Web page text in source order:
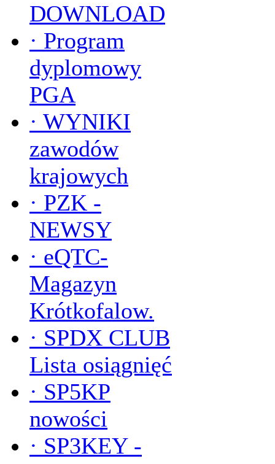
DOWNLOAD
· Program
dyplomowy
PGA
· WYNIKI
zawodów
krajowych
· PZK -
NEWSY
· eQTC-
Magazyn
Krótkofalow.
· SPDX CLUB
Lista osiągnięć
· SP5KP
nowości
· SP3KEY -